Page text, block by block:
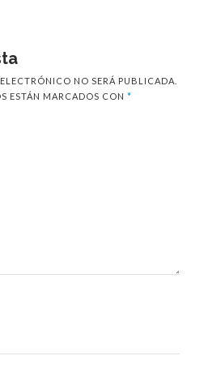
NO SERÁ PUBLICADA.
ESTÁN MARCADOS CON *